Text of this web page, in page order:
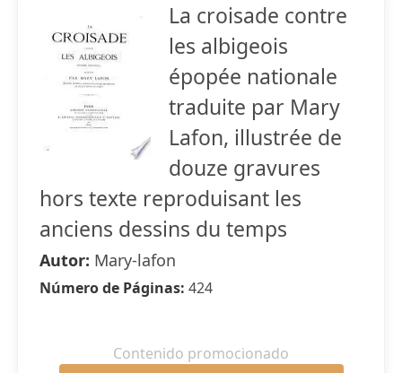
La croisade contre
les albigeois
épopée nationale
traduite par Mary
Lafon, illustrée de
douze gravures
hors texte reproduisant les
anciens dessins du temps
Autor: Mary-lafon
Número de Páginas: 424
Contenido promocionado